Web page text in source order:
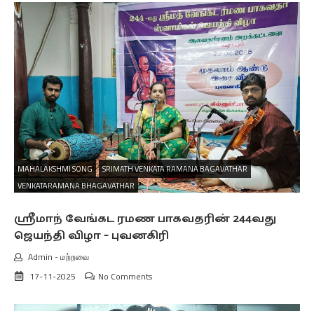
MAHALAKSHMI SONG
SRIMATH VENKATA RAMANA BAGAVATHAR
VENKATARAMANA BHAGAVATHAR
ஸ்ரீமாந் வேங்கட ரமண பாகவதரின் 244வது
ஜெயந்தி விழா – புவனகிரி
Admin -மற்றவை
17-11-2025
No Comments